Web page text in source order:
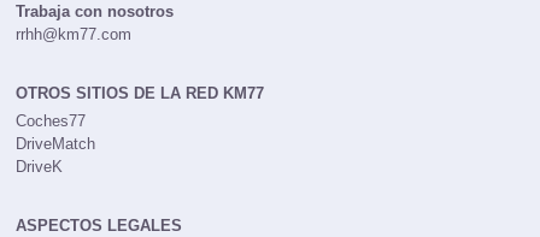
Trabaja con nosotros
rrhh@km77.com
OTROS SITIOS DE LA RED KM77
Coches77
DriveMatch
DriveK
ASPECTOS LEGALES